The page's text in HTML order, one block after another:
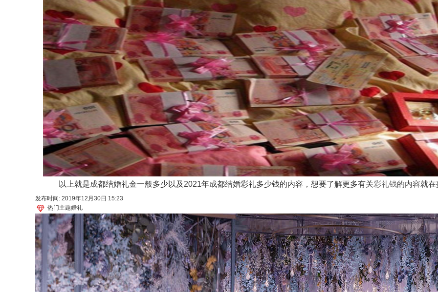
以上就是成都结婚礼金一般多少以及2021年成都结婚彩礼多少钱的内容，想要了解更多有关彩礼钱的内容就
发布时间: 2019年12月30日 15:23
热门主题婚礼